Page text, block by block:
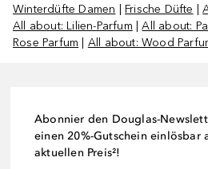
Winterdüfte Damen |Frische Düfte |
All about: Lilien-Parfum |All about:
Rose Parfum
All about: Wood
Abonnier den Douglas-
einen 20%-Gutschein einlösbar
aktuellen Preis²!